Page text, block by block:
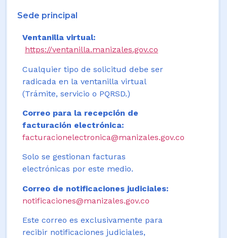
Sede principal
Ventanilla virtual:
https://ventanilla.manizales.gov.co
Cualquier tipo de solicitud debe ser
radicada en la ventanilla virtual
(Trámite, servicio o PQRSD.)
Correo para la recepción de
facturación electrónica:
facturacionelectronica@manizales.gov.co
Solo se gestionan facturas
electrónicas por este medio.
Correo de notificaciones judiciales:
notificaciones@manizales.gov.co
Este correo es exclusivamente para
recibir notificaciones judiciales,